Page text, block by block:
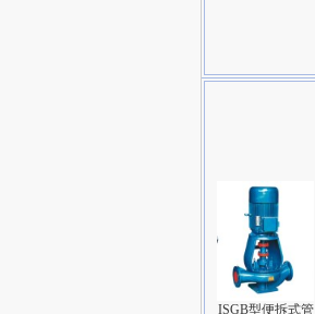
ISGB型便拆式管